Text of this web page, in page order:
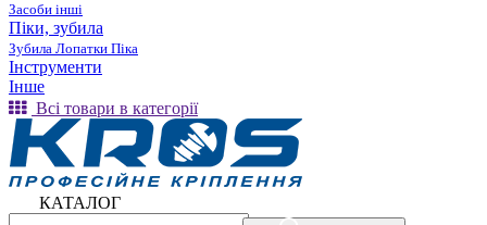
Засоби інші
Піки, зубила
Зубила Лопатки Піка
Інструменти
Інше
Всі товари в категорії
КАТАЛОГ